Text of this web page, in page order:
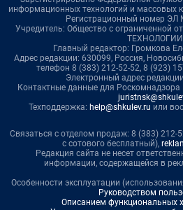
информационных технологий и массовых
Регистрационный номер
Учредитель: Общество с ограниченной
Главный редактор: Громкова
Адрес редакции: 630099, Россия,
телефон 8 (383) 212-52-52, 8 (923)
Электронный адрес
Контактные данные для Роскомнадзора
Техподдержка: help@shkulev.ru или
Связаться с отделом продаж: 8 (383) 212-
с сотового бесплатный),
Редакция сайта не несет
информации, содержащейся в
Особенности эксплуатации
Руководством
Описанием функциональных